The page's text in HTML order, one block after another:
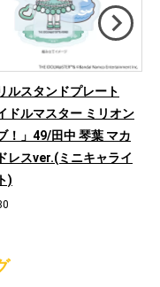
ルスタンドプレート
ドルマスター ミリオン
！」49/田中 琴葉 マカ
レスver.(ミニキャライ
)